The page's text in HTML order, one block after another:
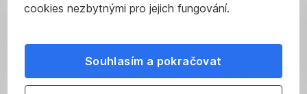
cookies nezbytnými pro jejich fungování.
Souhlasím a pokračovat